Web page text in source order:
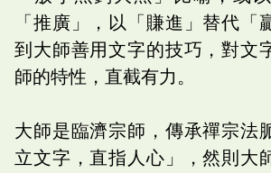
「推廣」，以「賺進」替代「
到大師善用文字的技巧，對文
師的特性，直截有力。
大師是臨濟宗師，傳承禪宗法
立文字，直指人心」，然則大